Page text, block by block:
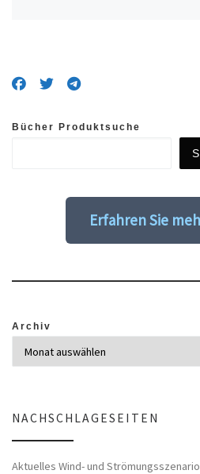
Bücher Produktsuche
Erfahren Sie
Archiv
NACHSCHLAGESEITEN
Aktuelles Wind- und